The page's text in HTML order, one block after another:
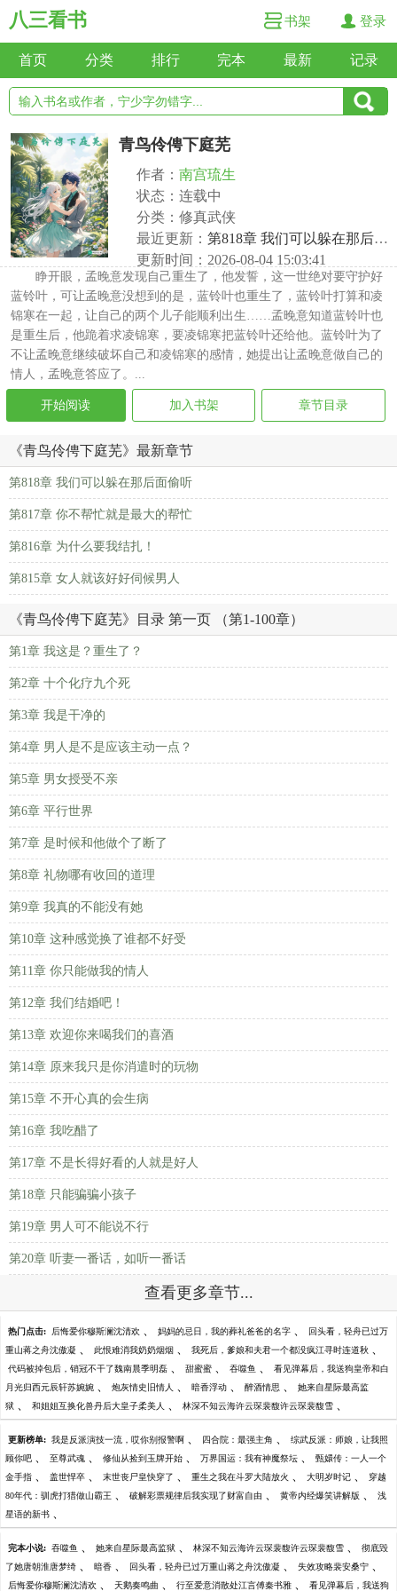
八三看书 书架 登录
首页 分类 排行 完本 最新 记录
青鸟伶俜下庭芜
作者： 南宫琉生
状态：连载中
分类：修真武侠
最近更新： 第818章 我们可以躲在那后面偷听
更新时间：2026-08-04 15:03:41
睁开眼，孟晚意发现自己重生了，他发誓，这一世绝对要守护好
蓝铃叶，可让孟晚意没想到的是，蓝铃叶也重生了，蓝铃叶打算和凌
锦寒在一起，让自己的两个儿子能顺利出生……孟晚意知道蓝铃叶也
是重生后，他跪着求凌锦寒，要凌锦寒把蓝铃叶还给他。蓝铃叶为了
不让孟晚意继续破坏自己和凌锦寒的感情，她提出让孟晚意做自己的
情人，孟晚意答应了。...
开始阅读 加入书架 章节目录
《青鸟伶俜下庭芜》最新章节
第818章 我们可以躲在那后面偷听
第817章 你不帮忙就是最大的帮忙
第816章 为什么要我结扎！
第815章 女人就该好好伺候男人
《青鸟伶俜下庭芜》目录 第一页 （第1-100章）
第1章 我这是？重生了？
第2章 十个化疗九个死
第3章 我是干净的
第4章 男人是不是应该主动一点？
第5章 男女授受不亲
第6章 平行世界
第7章 是时候和他做个了断了
第8章 礼物哪有收回的道理
第9章 我真的不能没有她
第10章 这种感觉换了谁都不好受
第11章 你只能做我的情人
第12章 我们结婚吧！
第13章 欢迎你来喝我们的喜酒
第14章 原来我只是你消遣时的玩物
第15章 不开心真的会生病
第16章 我吃醋了
第17章 不是长得好看的人就是好人
第18章 只能骗骗小孩子
第19章 男人可不能说不行
第20章 听妻一番话，如听一番话
查看更多章节...
热门点击: 后悔爱你穆斯澜沈清欢 、 妈妈的忌日，我的葬礼爸爸的名字 、 回头看，轻舟已过万
重山蒋之舟沈傲凝 、 此恨难消我奶奶烟烟 、 我死后，爹娘和夫君一个都没疯江寻时连道秋 、
代码被掉包后，销冠不干了魏南晨季明磊 、 甜蜜蜜 、 吞噬鱼 、 看见弹幕后，我送狗皇帝和白
月光归西元辰轩苏婉婉 、 炮灰情史旧情人 、 暗香浮动 、 醉酒情思 、 她来自星际最高监
狱 、 和姐姐互换化兽丹后大皇子柔美人 、 林深不知云海许云琛裴馥许云琛裴馥雪 、
更新榜单: 我是反派演技一流，哎你别报警啊 、 四合院：最强主角 、 综武反派：师娘，让我照
顾你吧 、 至尊武魂 、 修仙从捡到玉牌开始 、 万界国运：我有神魔祭坛 、 甄嬛传：一人一个
金手指 、 盖世悍卒 、 末世丧尸皇快穿了 、 重生之我在斗罗大陆放火 、 大明岁时记 、 穿越
80年代：驯虎打猎做山霸王 、 破解彩票规律后我实现了财富自由 、 黄帝内经爆笑讲解版 、 浅
星语的新书 、
完本小说: 吞噬鱼 、 她来自星际最高监狱 、 林深不知云海许云琛裴馥许云琛裴馥雪 、 彻底毁
了她唐朝淮唐梦绮 、 暗香 、 回头看，轻舟已过万重山蒋之舟沈傲凝 、 失效攻略裴安桑宁 、
后悔爱你穆斯澜沈清欢 、 天鹅奏鸣曲 、 行至爱意消散处江言傅秦书雅 、 看见弹幕后，我送狗